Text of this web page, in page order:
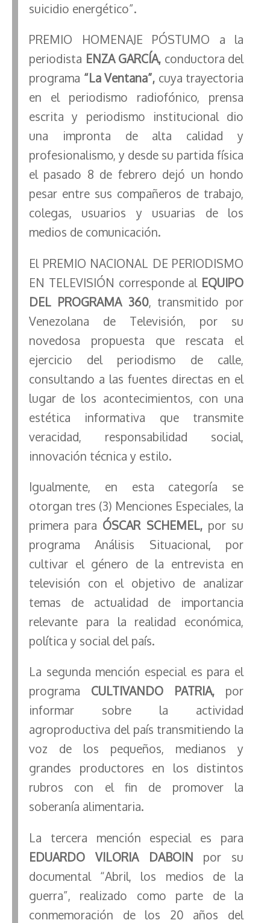
suicidio energético”.
PREMIO HOMENAJE PÓSTUMO a la
periodista ENZA GARCÍA, conductora del
programa “La Ventana”, cuya trayectoria
en el periodismo radiofónico, prensa
escrita y periodismo institucional dio
una impronta de alta calidad y
profesionalismo, y desde su partida física
el pasado 8 de febrero dejó un hondo
pesar entre sus compañeros de trabajo,
colegas, usuarios y usuarias de los
medios de comunicación.
El PREMIO NACIONAL DE PERIODISMO
EN TELEVISIÓN corresponde al EQUIPO
DEL PROGRAMA 360, transmitido por
Venezolana de Televisión, por su
novedosa propuesta que rescata el
ejercicio del periodismo de calle,
consultando a las fuentes directas en el
lugar de los acontecimientos, con una
estética informativa que transmite
veracidad, responsabilidad social,
innovación técnica y estilo.
Igualmente, en esta categoría se
otorgan tres (3) Menciones Especiales, la
primera para ÓSCAR SCHEMEL,por su
programa Análisis Situacional, por
cultivar el género de la entrevista en
televisión con el objetivo de analizar
temas de actualidad de importancia
relevante para la realidad económica,
política y social del país.
La segunda mención especial es para el
programa CULTIVANDO PATRIA,por
informar sobre la actividad
agroproductiva del país transmitiendo la
voz de los pequeños, medianos y
grandes productores en los distintos
rubros con el fin de promover la
soberanía alimentaria.
La tercera mención especial es para
EDUARDO VILORIA DABOIN por su
documental “Abril, los medios de la
guerra”, realizado como parte de la
conmemoración de los 20 años del